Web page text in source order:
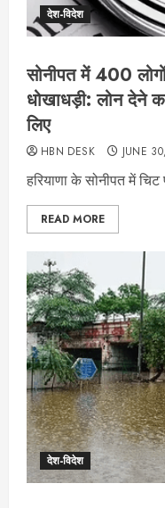
देश-विदेश
सोनीपत में 400
धोखाधड़ी: लोन देने
लिए
HBN DESK JUNE
हरियाणा के सोनीपत में
READ MORE
देश-विदेश